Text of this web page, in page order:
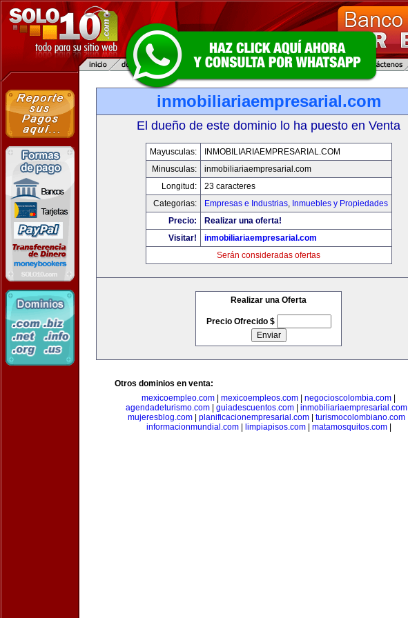
inmobiliariaempresarial.com
El dueño de este dominio lo ha puesto en Venta
Mayusculas:
INMOBILIARIAEMPRESARIAL.COM
Minusculas:
inmobiliariaempresarial.com
Longitud:
23 caracteres
Categorias:
Empresas e Industrias, Inmuebles y Propiedades
Precio:
Realizar una oferta!
Visitar!
inmobiliariaempresarial.com
Serán consideradas ofertas
Realizar una Oferta
Precio Ofrecido $
Otros dominios en venta:
mexicoempleo.com
mexicoempleos.com negocioscolombia.com
agendadeturismo.com
guiadescuentos.com inmobiliariaempresarial.com
mujeresblog.com
planificacionempresarial.com turismocolombiano.com
informacionmundial.com| limpiapisos.com| matamosquitos.com|